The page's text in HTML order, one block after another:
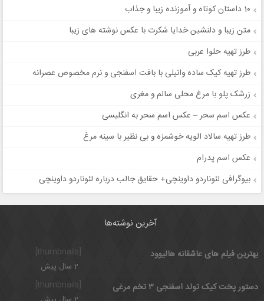
10 داستان کوتاه و آموزنده زیبا و جذاب
متن زیبا و دلنشین خدایا شکرت با عکس نوشته های زیبا
طرز تهیه حلوا عربی
طرز تهیه کیک ساده وانیلی با بافت اسفنجی و نرم مخصوص عصرانه
زرشک پلو با مرغ محلی سالم و مغری
عکس اسم سحر – عکس اسم سحر به انگلیسی
طرز تهیه سالاد الویه خوشمزه و بی نظیر با سینه مرغ
عکس اسم پدرام
بیوگرافی لئوناردو داوینچی+ حقایق جالب درباره لئوناردو داوینچی
آخرین نوشته‌ها
بهترین فیلم های عاشقانه هالیوود
2 سال پیش
[thumbnails]
دستور پخت کیک تولد اسفنجی ۳ تخم مرغی